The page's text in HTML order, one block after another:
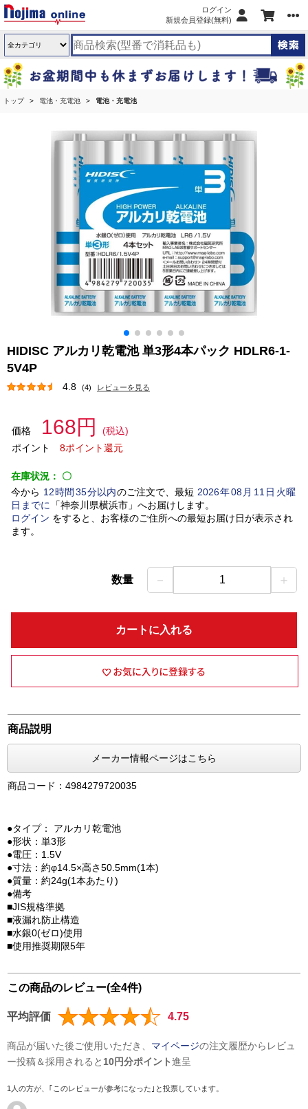
ログイン
新規会員登録(無料)
トップ 電池・充電池 電池・充電池
HIDISC アルカリ乾電池 単3形4本パック HDLR6-1-
5V4P
4.8 (4) レビューを見る
価格 168円
(税込)
ポイント
8ポイント還元
在庫状況： 〇
今から 12時間 35分以内のご注文で、最短 2026年08 月 11 日火曜
日 までに 「神奈川県横浜市」 へお届けします。
ログイン をすると、お客様のご住所への最短お届け日が表示され
ます。
数量 － 1 ＋
カートに入れる
商品説明
メーカー情報ページはこちら
商品コード：4984279720035
●タイプ： アルカリ乾電池
●形状：単3形
●電圧：1.5V
●寸法：約φ14.5×高さ50.5mm(1本)
●質量：約24g(1本あたり)
●備考
■JIS規格準拠
■液漏れ防止構造
■水銀0(ゼロ)使用
■使用推奨期限5年
この商品のレビュー(全4件)
平均評価 4.75
商品が届いた後ご使用いただき、 マイページの注文履歴からレビュ
ー投稿＆採用されると 10円分ポイント進呈
1人の方が、｢このレビューが参考になった｣と投票しています。